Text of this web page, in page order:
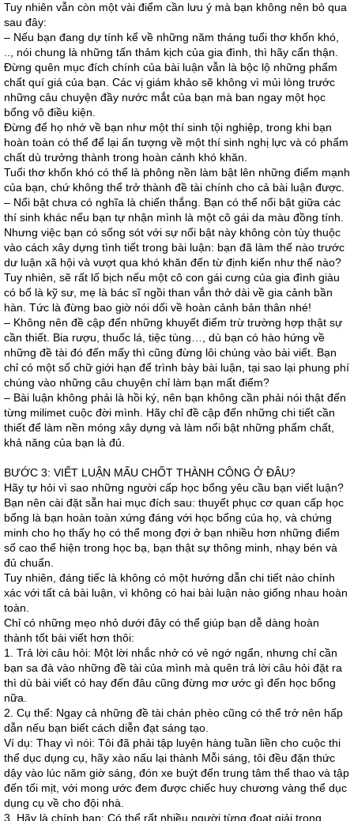
Tuy nhiên vẫn còn một vài điểm cần lưu ý mà bạn không nên bỏ qua
sau đây:
– Nếu bạn đang dự tính kể về những năm tháng tuổi thơ khốn khó,
.., nói chung là những tấn thảm kịch của gia đình, thì hãy cẩn thận.
Đừng quên mục đích chính của bài luận vẫn là bộc lộ những phẩm
chất quí giá của bạn. Các vị giám khảo sẽ không vì mủi lòng trước
những câu chuyện đầy nước mắt của bạn mà ban ngay một học
bổng vô điều kiện.
Đừng để họ nhớ về bạn như một thí sinh tội nghiệp, trong khi bạn
hoàn toàn có thể để lại ấn tượng về một thí sinh nghị lực và có phẩm
chất dù trưởng thành trong hoàn cảnh khó khăn.
Tuổi thơ khốn khó có thể là phông nền làm bật lên những điểm mạnh
của bạn, chứ không thể trở thành đề tài chính cho cả bài luận được.
– Nổi bật chưa có nghĩa là chiến thắng. Bạn có thể nổi bật giữa các
thí sinh khác nếu bạn tự nhận mình là một cô gái da màu đồng tính.
Nhưng việc bạn có sống sót với sự nổi bật này không còn tùy thuộc
vào cách xây dựng tình tiết trong bài luận: bạn đã làm thế nào trước
dư luận xã hội và vượt qua khó khăn đến từ định kiến như thế nào?
Tuy nhiên, sẽ rất lố bịch nếu một cô con gái cưng của gia đình giàu
có bố là kỹ sư, mẹ là bác sĩ ngồi than vắn thở dài về gia cảnh bần
hàn. Tức là đừng bao giờ nói dối về hoàn cảnh bản thân nhé!
– Không nên đề cập đến những khuyết điểm trừ trường hợp thật sự
cần thiết. Bia rượu, thuốc lá, tiệc tùng…, dù bạn có hào hứng về
những đề tài đó đến mấy thì cũng đừng lôi chúng vào bài viết. Bạn
chỉ có một số chữ giới hạn để trình bày bài luận, tại sao lại phung phí
chúng vào những câu chuyện chỉ làm bạn mất điểm?
– Bài luận không phải là hồi ký, nên bạn không cần phải nói thật đến
từng milimet cuộc đời mình. Hãy chỉ đề cập đến những chi tiết cần
thiết để làm nền móng xây dựng và làm nổi bật những phẩm chất,
khả năng của bạn là đủ.
BƯỚC 3: VIẾT LUẬN MẤU CHỐT THÀNH CÔNG Ở ĐÂU?
Hãy tự hỏi vì sao những người cấp học bổng yêu cầu bạn viết luận?
Bạn nên cài đặt sẵn hai mục đích sau: thuyết phục cơ quan cấp học
bổng là bạn hoàn toàn xứng đáng với học bổng của họ, và chứng
minh cho họ thấy họ có thể mong đợi ở bạn nhiều hơn những điểm
số cao thể hiện trong học bạ, bạn thật sự thông minh, nhạy bén và
đủ chuẩn.
Tuy nhiên, đáng tiếc là không có một hướng dẫn chi tiết nào chính
xác với tất cả bài luận, vì không có hai bài luận nào giống nhau hoàn
toàn.
Chỉ có những mẹo nhỏ dưới đây có thể giúp bạn dễ dàng hoàn
thành tốt bài viết hơn thôi:
1. Trả lời câu hỏi: Một lời nhắc nhở có vẻ ngớ ngẩn, nhưng chỉ cần
bạn sa đà vào những đề tài của mình mà quên trả lời câu hỏi đặt ra
thì dù bài viết có hay đến đâu cũng đừng mơ ước gì đến học bổng
nữa.
2. Cụ thể: Ngay cả những đề tài chán phèo cũng có thể trở nên hấp
dẫn nếu bạn biết cách diễn đạt sáng tạo.
Ví dụ: Thay vì nói: Tôi đã phải tập luyện hàng tuần liền cho cuộc thi
thể dục dụng cụ, hãy xào nấu lại thành Mỗi sáng, tôi đều đặn thức
dậy vào lúc năm giờ sáng, đón xe buýt đến trung tâm thể thao và tập
đến tối mịt, với mong ước đem được chiếc huy chương vàng thể dục
dụng cụ về cho đội nhà.
3. Hãy là chính bạn: Có thể rất nhiều người từng đoạt giải trong